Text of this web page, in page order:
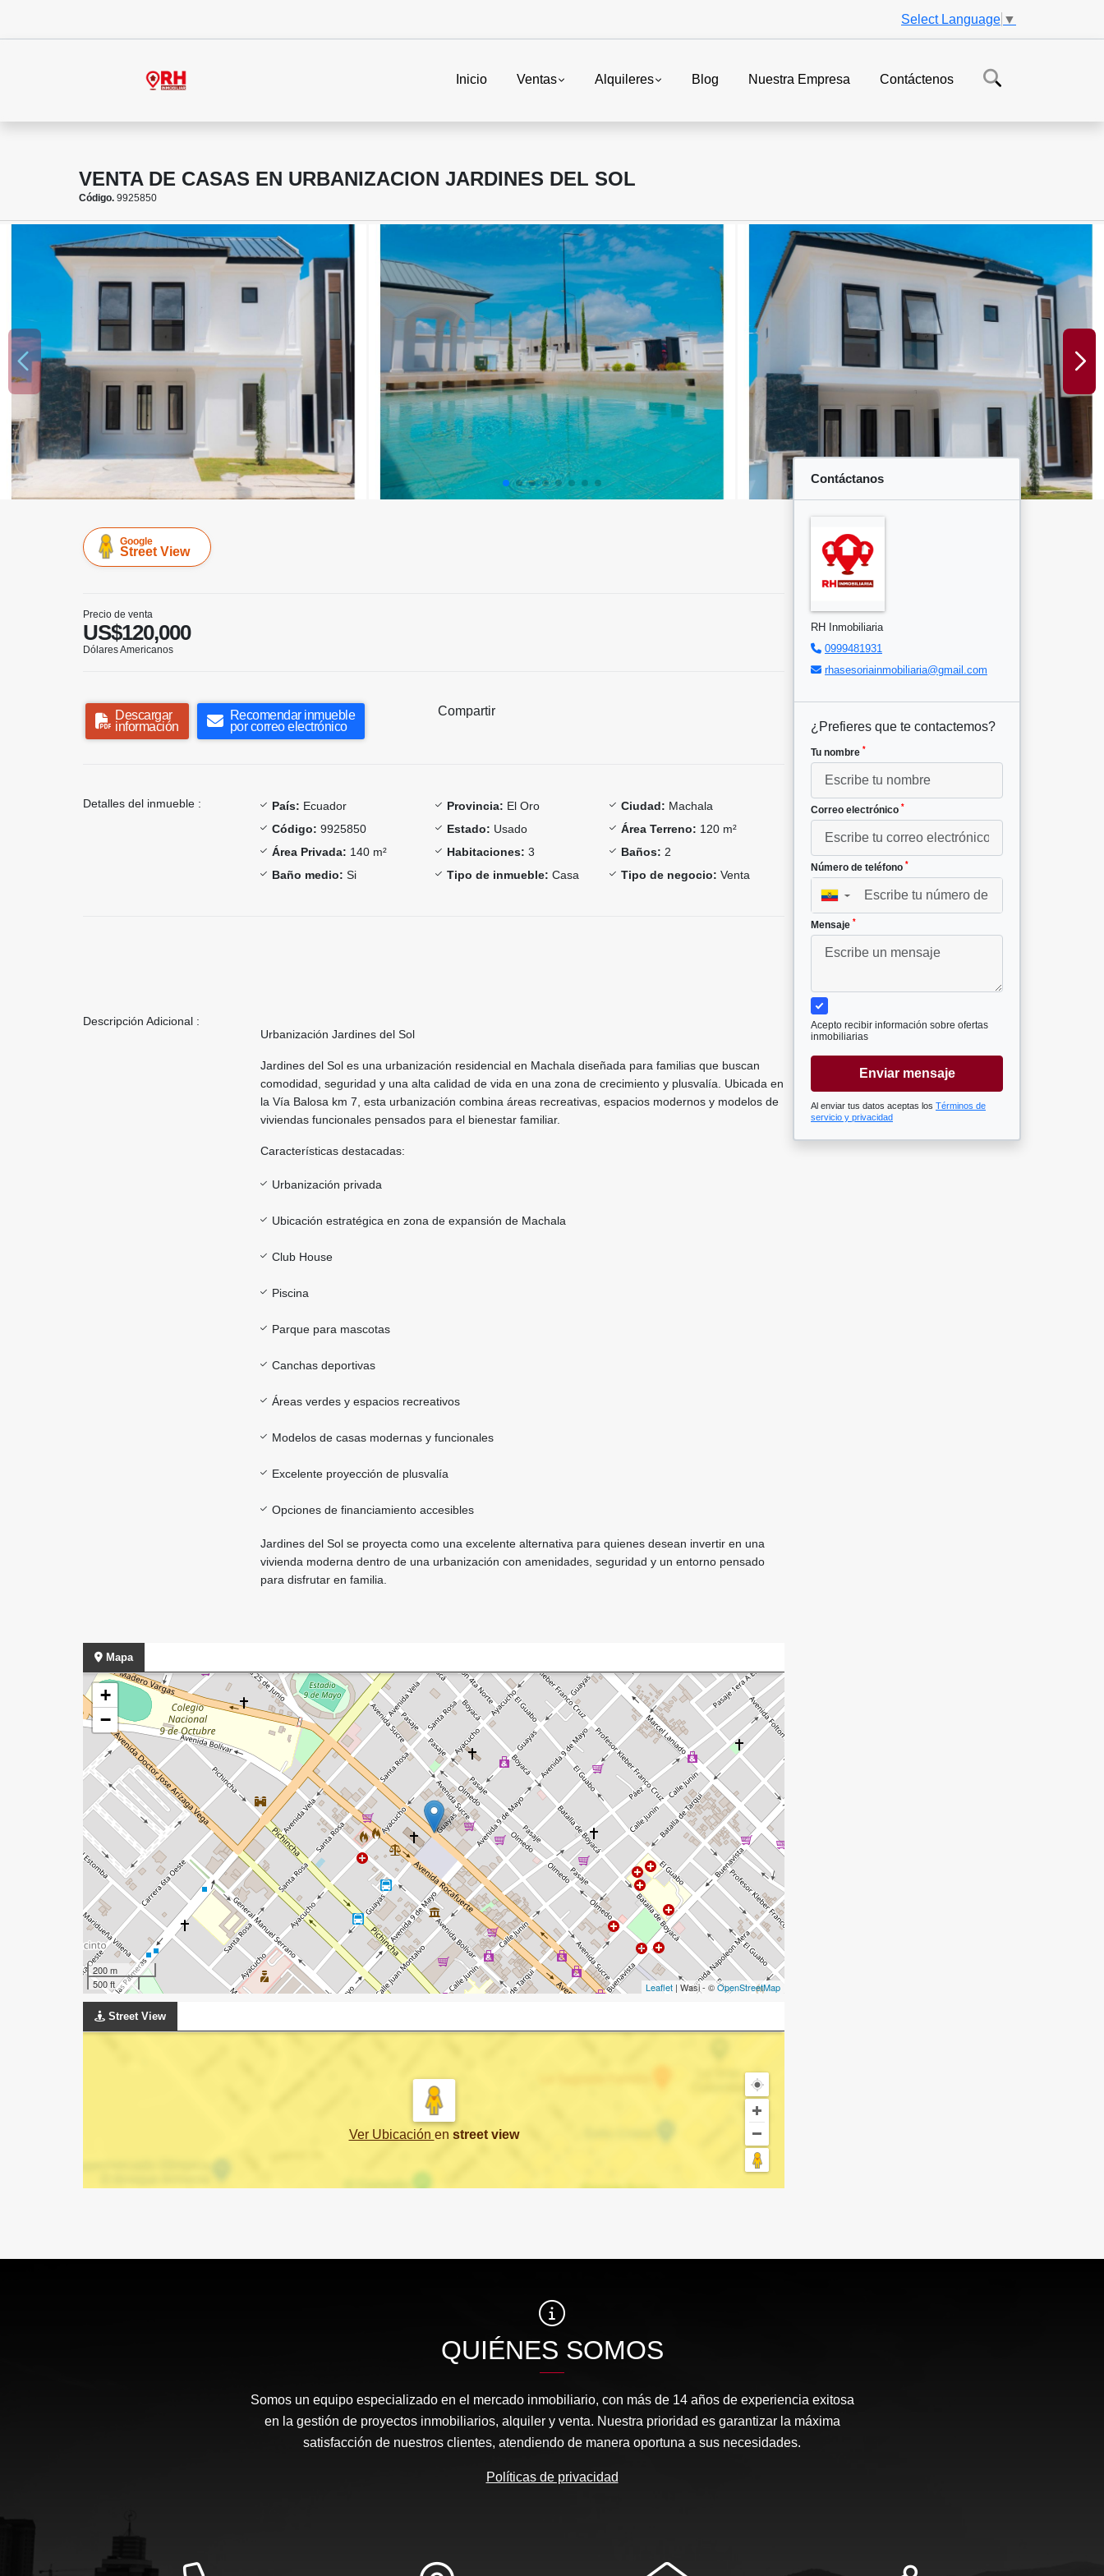
Select Language ▼
Inicio Ventas Alquileres Blog Nuestra Empresa Contáctenos
VENTA DE CASAS EN URBANIZACION JARDINES DEL SOL
Código. 9925850
Google
Street View
Precio de venta
US$120,000
Dólares Americanos
Descargar
información
Recomendar inmueble
por correo electrónico
Compartir
Detalles del inmueble : País: Ecuador Provincia: El Oro Ciudad: Machala
Código: 9925850 Estado: Usado Área Terreno: 120 m²
Área Privada: 140 m² Habitaciones: 3 Baños: 2
Baño medio: Si Tipo de inmueble: Casa Tipo de negocio: Venta
Descripción Adicional :
Urbanización Jardines del Sol
Jardines del Sol es una urbanización residencial en Machala diseñada para familias que buscan
comodidad, seguridad y una alta calidad de vida en una zona de crecimiento y plusvalía. Ubicada en
la Vía Balosa km 7, esta urbanización combina áreas recreativas, espacios modernos y modelos de
viviendas funcionales pensados para el bienestar familiar.
Características destacadas:
Urbanización privada
Ubicación estratégica en zona de expansión de Machala
Club House
Piscina
Parque para mascotas
Canchas deportivas
Áreas verdes y espacios recreativos
Modelos de casas modernas y funcionales
Excelente proyección de plusvalía
Opciones de financiamiento accesibles
Jardines del Sol se proyecta como una excelente alternativa para quienes desean invertir en una
vivienda moderna dentro de una urbanización con amenidades, seguridad y un entorno pensado
para disfrutar en familia.
Mapa
+
−
200 m
500 ft
Leaflet | Wasi - ©OpenStreetMap
Street View
Ver Ubicación en street view
Contáctanos
RH Inmobiliaria
0999481931
rhasesoriainmobiliaria@gmail.com
¿Prefieres que te contactemos?
Tu nombre *
Correo electrónico *
Número de teléfono *
▼
Mensaje *
Acepto recibir información sobre ofertas
inmobiliarias
Enviar mensaje
Al enviar tus datos aceptas los Términos de
servicio y privacidad
QUIÉNES SOMOS
Somos un equipo especializado en el mercado inmobiliario, con más de 14 años de experiencia exitosa
en la gestión de proyectos inmobiliarios, alquiler y venta. Nuestra prioridad es garantizar la máxima
satisfacción de nuestros clientes, atendiendo de manera oportuna a sus necesidades.
Políticas de privacidad